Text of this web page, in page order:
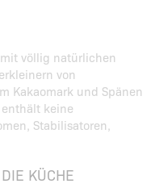
völlig natürlichen
von
Kakaomark und Spänen
keine
Stabilisatoren,
KÜCHE